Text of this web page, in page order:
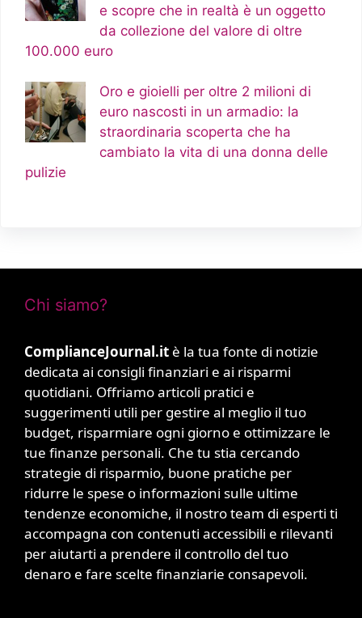
e scopre che in realtà è un oggetto
da collezione del valore di oltre
100.000 euro
Oro e gioielli per oltre 2 milioni di
euro nascosti in un armadio: la
straordinaria scoperta che ha
cambiato la vita di una donna delle
pulizie
Chi siamo?
ComplianceJournal.it è la tua fonte di notizie
dedicata ai consigli finanziari e ai risparmi
quotidiani. Offriamo articoli pratici e
suggerimenti utili per gestire al meglio il tuo
budget, risparmiare ogni giorno e ottimizzare le
tue finanze personali. Che tu stia cercando
strategie di risparmio, buone pratiche per
ridurre le spese o informazioni sulle ultime
tendenze economiche, il nostro team di esperti ti
accompagna con contenuti accessibili e rilevanti
per aiutarti a prendere il controllo del tuo
denaro e fare scelte finanziarie consapevoli.